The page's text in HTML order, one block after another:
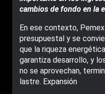
cambios de fondo en la
En ese contexto,
presupuestal y se
que la riqueza
garantiza desarrollo, y
no se aprovechan,
lastre. Expansión